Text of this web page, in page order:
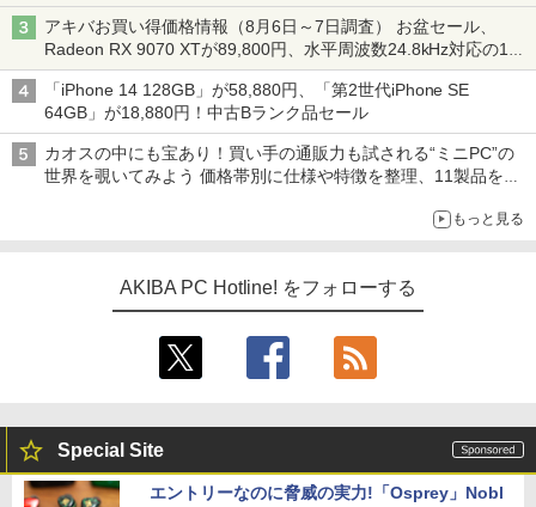
アキバお買い得価格情報（8月6日～7日調査） お盆セール、
Radeon RX 9070 XTが89,800円、水平周波数24.8kHz対応の17
型モニターが9,801円、暑さ指数連動セール ほか
「iPhone 14 128GB」が58,880円、「第2世代iPhone SE
64GB」が18,880円！中古Bランク品セール
カオスの中にも宝あり！買い手の通販力も試される“ミニPC”の
世界を覗いてみよう 価格帯別に仕様や特徴を整理、11製品をピ
もっと見る
AKIBA PC Hotline! をフォローする
Special Site
エントリーなのに脅威の実力!「Osprey」Nobl